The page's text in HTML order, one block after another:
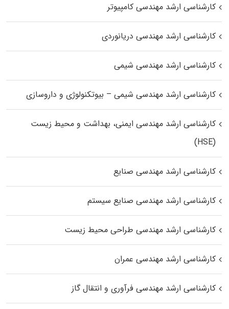
کارشناسی ارشد مهندسی کامپیوتر
کارشناسی ارشد مهندسی دریانوردی
کارشناسی ارشد مهندسی شیمی
کارشناسی ارشد مهندسی شیمی – بیوتکنولوژی و داروسازی
کارشناسی ارشد مهندسی ایمنی، بهداشت و محیط زیست
(HSE)
کارشناسی ارشد مهندسی صنایع
کارشناسی ارشد مهندسی صنایع سیستم
کارشناسی ارشد مهندسی طراحی محیط زیست
کارشناسی ارشد مهندسی عمران
کارشناسی ارشد مهندسی فرآوری و انتقال گاز